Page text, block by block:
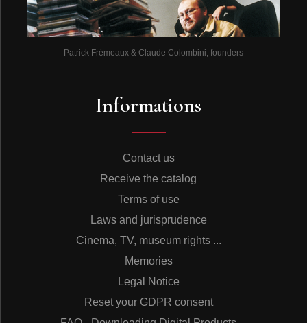
Patrick Frémeaux & Claude Colombini, founders
Informations
Contact us
Receive the catalog
Terms of use
Laws and jurisprudence
Cinema, TV, museum rights ...
Memories
Legal Notice
Reset your GDPR consent